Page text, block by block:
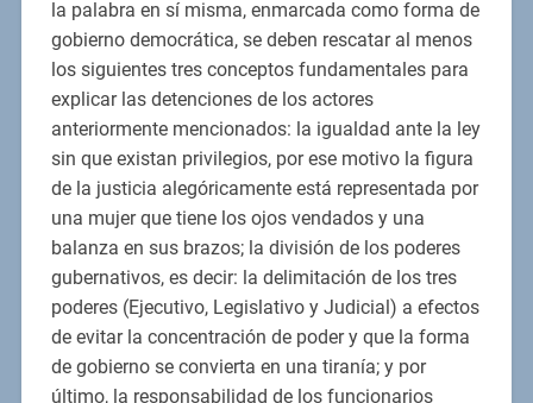
la palabra en sí misma, enmarcada como forma de
gobierno democrática, se deben rescatar al menos
los siguientes tres conceptos fundamentales para
explicar las detenciones de los actores
anteriormente mencionados: la igualdad ante la ley
sin que existan privilegios, por ese motivo la figura
de la justicia alegóricamente está representada por
una mujer que tiene los ojos vendados y una
balanza en sus brazos; la división de los poderes
gubernativos, es decir: la delimitación de los tres
poderes (Ejecutivo, Legislativo y Judicial) a efectos
de evitar la concentración de poder y que la forma
de gobierno se convierta en una tiranía; y por
último, la responsabilidad de los funcionarios